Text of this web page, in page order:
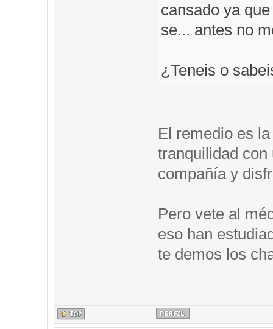
cansado ya
se... antes no
¿Teneis o
El remedio es
tranquilidad con
compañía y
Pero vete al
eso han
te demos los